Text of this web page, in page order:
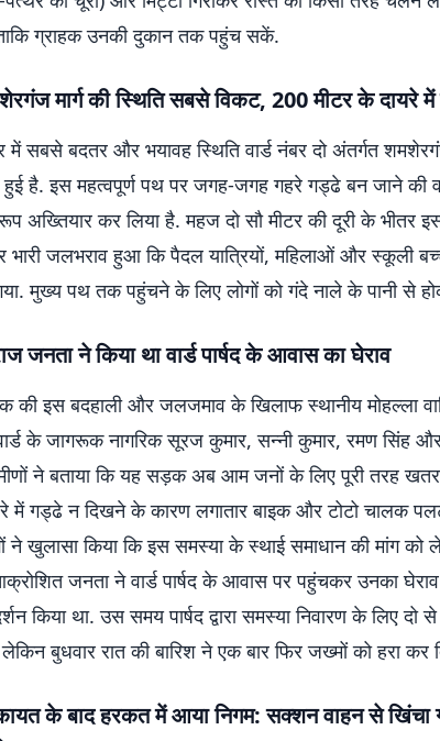
ग्राहक उनकी दुकान तक पहुंच सकें.
मार्ग की स्थिति सबसे विकट, 200 मीटर के दायरे
में सबसे बदतर और भयावह स्थिति वार्ड नंबर दो अंतर्गत
हुई है. इस महत्वपूर्ण पथ पर जगह-जगह गहरे गड्ढे बन जाने की
अख्तियार कर लिया है. महज दो सौ मीटर की दूरी के
भारी जलभराव हुआ कि पैदल यात्रियों, महिलाओं और स्कूली
मुख्य पथ तक पहुंचने के लिए लोगों को गंदे नाले के पानी से
जनता ने किया था वार्ड पार्षद के आवास का घेराव
की इस बदहाली और जलजमाव के खिलाफ स्थानीय मोहल्ला
के जागरूक नागरिक सूरज कुमार, सन्नी कुमार, रमण सिंह
ने बताया कि यह सड़क अब आम जनों के लिए पूरी तरह
में गड्ढे न दिखने के कारण लगातार बाइक और टोटो चालक
ने खुलासा किया कि इस समस्या के स्थाई समाधान की मांग को
जनता ने वार्ड पार्षद के आवास पर पहुंचकर उनका
किया था. उस समय पार्षद द्वारा समस्या निवारण के लिए दो
बुधवार रात की बारिश ने एक बार फिर जख्मों को हरा कर
के बाद हरकत में आया निगम: सक्शन वाहन से खिंचा